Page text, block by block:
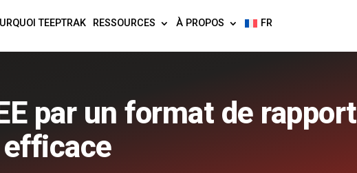
TEEPTRAK RESSOURCES À PROPOS FR
par un format de rapport
efficace